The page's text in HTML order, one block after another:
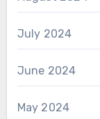
July 2024
June 2024
May 2024